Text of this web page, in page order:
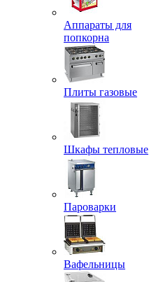
Аппараты для
попкорна
Плиты газовые
Шкафы тепловые
Пароварки
Вафельницы